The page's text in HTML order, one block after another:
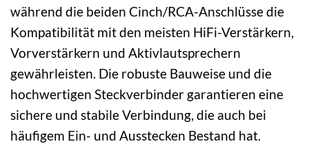
während die beiden Cinch/RCA-Anschlüsse die
Kompatibilität mit den meisten HiFi-Verstärkern,
Vorverstärkern und Aktivlautsprechern
gewährleisten. Die robuste Bauweise und die
hochwertigen Steckverbinder garantieren eine
sichere und stabile Verbindung, die auch bei
häufigem Ein- und Ausstecken Bestand hat.